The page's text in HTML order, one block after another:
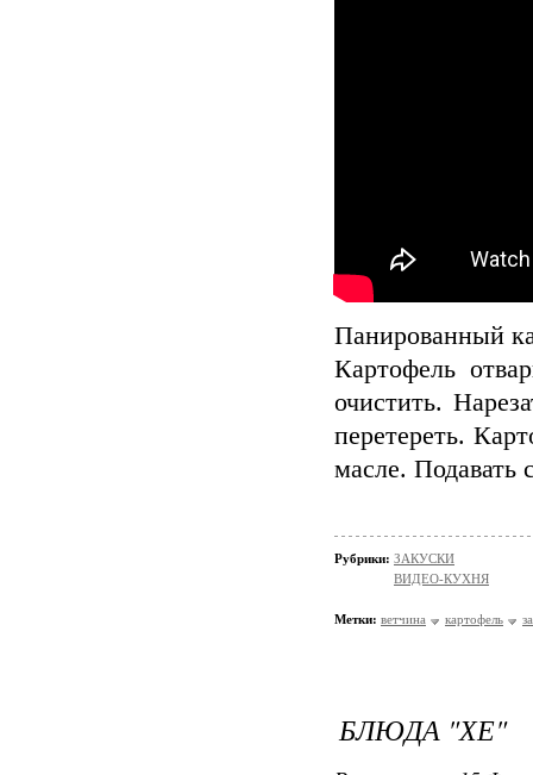
Панированный
Картофель
очистить.
перетереть.
масле.
Рубрики: ЗАКУСКИ
ВИДЕО-КУХНЯ
Метки: ветчина картофель
БЛЮДА "ХЕ"